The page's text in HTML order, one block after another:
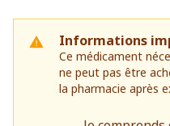
Informations
Ce médicament
ne peut pas être
la pharmacie après